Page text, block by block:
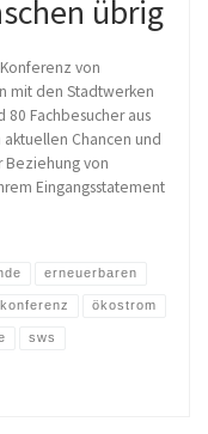
übrig
von
mit den Stadtwerken
Fachbesucher aus
Chancen und
Beziehung von
Eingangsstatement
erneuerbaren
konferenz ökostrom
sws